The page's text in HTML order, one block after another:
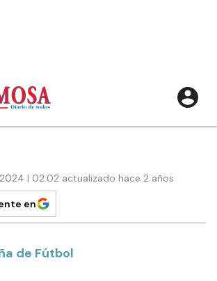
| 02:02 actualizado hace 2 años
en
de Fútbol